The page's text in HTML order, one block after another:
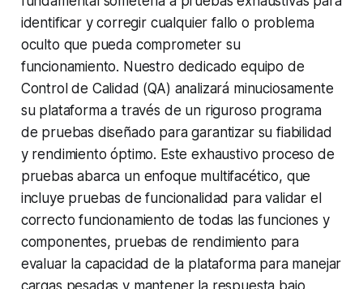
identificar y corregir cualquier fallo o problema
oculto que pueda comprometer su
funcionamiento. Nuestro dedicado equipo de
Control de Calidad (QA) analizará minuciosamente
su plataforma a través de un riguroso programa
de pruebas diseñado para garantizar su fiabilidad
y rendimiento óptimo. Este exhaustivo proceso de
pruebas abarca un enfoque multifacético, que
incluye pruebas de funcionalidad para validar el
correcto funcionamiento de todas las funciones y
componentes, pruebas de rendimiento para
evaluar la capacidad de la plataforma para manejar